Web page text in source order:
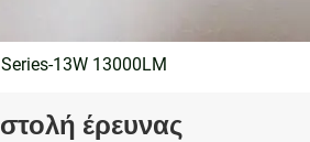
Series-13W 13000LM
έρευνας